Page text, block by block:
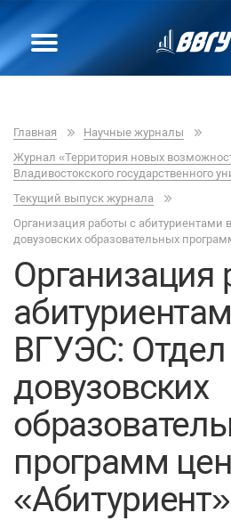
Главная
Научные журналы
Журнал «Территория новых
Владивостокского государственного
Текущий выпуск журнала
Организация работы с абитуриентами
довузовских образовательных
Организация
ВГУЭС: Отдел
довузовских
программ
«Абитуриент»